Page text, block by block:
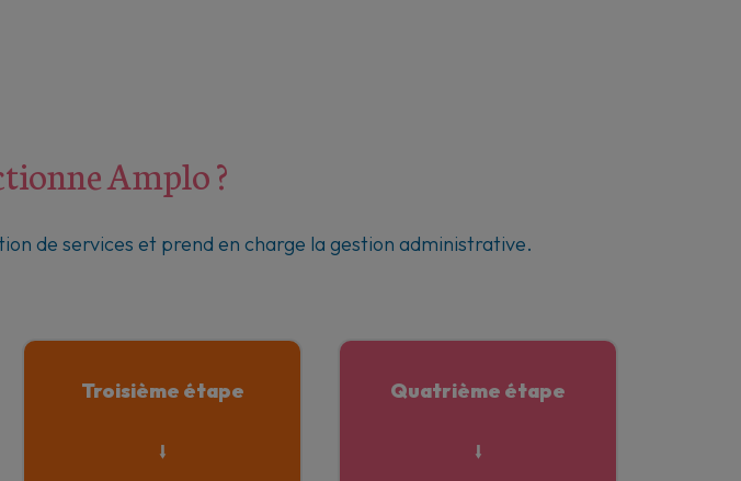
Amplo ?
de services et prend en charge la gestion administrative.
Troisième étape
⭣
Quatrième étape
⭣